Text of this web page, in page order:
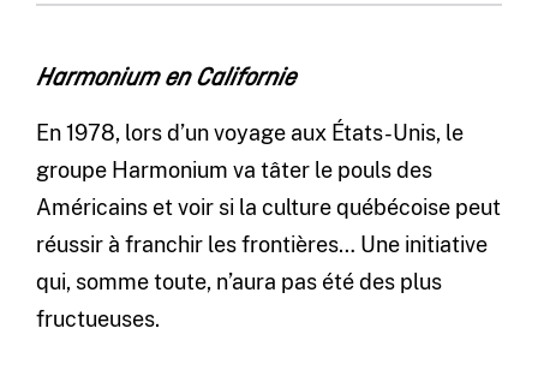
Harmonium en Californie
En 1978, lors d’un voyage aux États-Unis, le
groupe Harmonium va tâter le pouls des
Américains et voir si la culture québécoise peut
réussir à franchir les frontières… Une initiative
qui, somme toute, n’aura pas été des plus
fructueuses.